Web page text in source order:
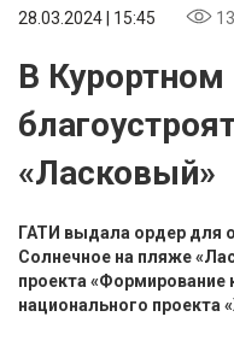
28.03.2024 | 15:45
В Курортном
«Ласковый»
ГАТИ выдала ордер для
Солнечное на пляже
проекта
национального проекта